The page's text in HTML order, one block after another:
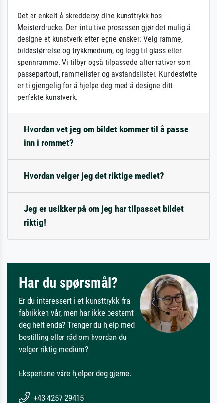
Det er enkelt å skreddersy dine kunsttrykk hos
Meisterdrucke. Den intuitive prosessen gjør det mulig å
designe et kunstverk etter egne ønsker: Velg ramme,
bildestørrelse og trykkmedium, og legg til glass eller
spennramme. Vi tilbyr også tilpassede alternativer som
passepartout, rammelister og avstandslister. Kundestøtte
er tilgjengelig for å hjelpe deg med å designe ditt
perfekte kunstverk.
Hvordan vet jeg om bildet kommer til å passe
inn i rommet?
Hvordan velger jeg det riktige mediet?
Jeg er usikker på om jeg har tilpasset bildet
riktig!
Har du spørsmål?
Er du interessert i et kunsttrykk fra
fabrikken vår, men har ikke bestemt
deg helt enda? Trenger du hjelp med
bestilling eller råd om hvordan du
velger riktig medium?
Ekspertene våre hjelper deg gjerne.
+43 4257 29415